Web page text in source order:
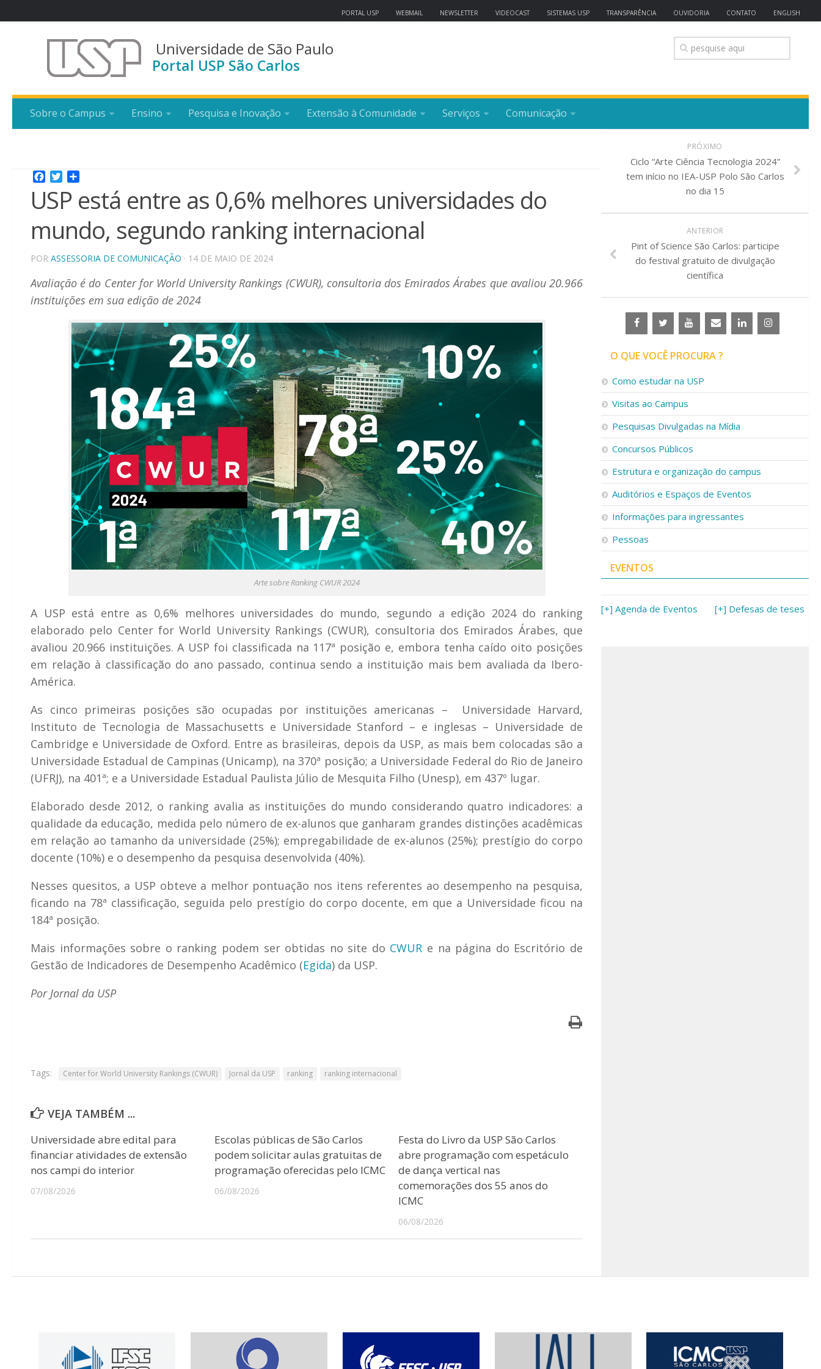
PORTAL USP WEBMAIL NEWSLETTER VIDEOCAST SISTEMAS USP TRANSPARÊNCIA OUVIDORIA CONTATO ENGLISH
Universidade de São Paulo
Portal USP São Carlos
Sobre o Campus Ensino Pesquisa e Inovação Extensão à Comunidade Serviços Comunicação
Facebook
Twitter
USP está entre as 0,6% melhores universidades do
mundo, segundo ranking internacional
POR ASSESSORIA DE COMUNICAÇÃO · 14 DE MAIO DE 2024
Avaliação é do Center for World University Rankings (CWUR), consultoria dos Emirados Árabes que avaliou 20.966
instituições em sua edição de 2024
Arte sobre Ranking CWUR 2024
A USP está entre as 0,6% melhores universidades do mundo, segundo a edição 2024 do ranking
elaborado pelo Center for World University Rankings (CWUR), consultoria dos Emirados Árabes, que
avaliou 20.966 instituições. A USP foi classificada na 117ª posição e, embora tenha caído oito posições
em relação à classificação do ano passado, continua sendo a instituição mais bem avaliada da Ibero-
América.
As cinco primeiras posições são ocupadas por instituições americanas – Universidade Harvard,
Instituto de Tecnologia de Massachusetts e Universidade Stanford – e inglesas – Universidade de
Cambridge e Universidade de Oxford. Entre as brasileiras, depois da USP, as mais bem colocadas são a
Universidade Estadual de Campinas (Unicamp), na 370ª posição; a Universidade Federal do Rio de Janeiro
(UFRJ), na 401ª; e a Universidade Estadual Paulista Júlio de Mesquita Filho (Unesp), em 437º lugar.
Elaborado desde 2012, o ranking avalia as instituições do mundo considerando quatro indicadores: a
qualidade da educação, medida pelo número de ex-alunos que ganharam grandes distinções acadêmicas
em relação ao tamanho da universidade (25%); empregabilidade de ex-alunos (25%); prestígio do corpo
docente (10%) e o desempenho da pesquisa desenvolvida (40%).
Nesses quesitos, a USP obteve a melhor pontuação nos itens referentes ao desempenho na pesquisa,
ficando na 78ª classificação, seguida pelo prestígio do corpo docente, em que a Universidade ficou na
184ª posição.
Mais informações sobre o ranking podem ser obtidas no site do CWUR e na página do Escritório de
Gestão de Indicadores de Desempenho Acadêmico (Egida) da USP.
Por Jornal da USP
Tags: Center for World University Rankings (CWUR) Jornal da USP ranking ranking internacional
VEJA TAMBÉM ...
Universidade abre edital para
financiar atividades de extensão
nos campi do interior
07/08/2026
Escolas públicas de São Carlos
podem solicitar aulas gratuitas de
programação oferecidas pelo ICMC
06/08/2026
Festa do Livro da USP São Carlos
abre programação com espetáculo
de dança vertical nas
comemorações dos 55 anos do
ICMC
06/08/2026
PRÓXIMO
Ciclo “Arte Ciência Tecnologia 2024”
tem início no IEA-USP Polo São Carlos
no dia 15
ANTERIOR
Pint of Science São Carlos: participe
do festival gratuito de divulgação
científica
O QUE VOCÊ PROCURA ?
Como estudar na USP
Visitas ao Campus
Pesquisas Divulgadas na Mídia
Concursos Públicos
Estrutura e organização do campus
Auditórios e Espaços de Eventos
Informações para ingressantes
Pessoas
EVENTOS
[+] Agenda de Eventos [+] Defesas de teses